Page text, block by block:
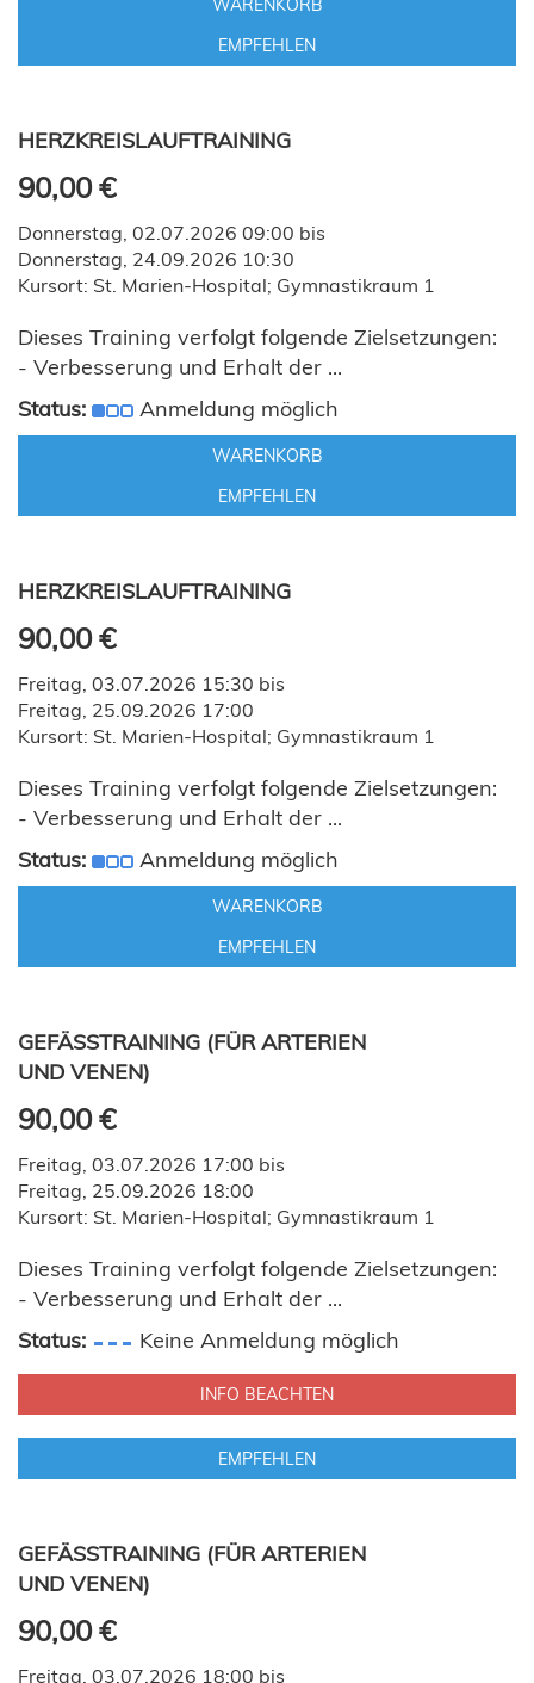
WARENKORB
EMPFEHLEN
HERZKREISLAUFTRAINING
90,00 €
Donnerstag, 02.07.2026 09:00 bis
Donnerstag, 24.09.2026 10:30
Kursort: St. Marien-Hospital; Gymnastikraum 1
Dieses Training verfolgt folgende Zielsetzungen:
- Verbesserung und Erhalt der ...
Status:
Anmeldung möglich
WARENKORB
EMPFEHLEN
HERZKREISLAUFTRAINING
90,00 €
Freitag, 03.07.2026 15:30 bis
Freitag, 25.09.2026 17:00
Kursort: St. Marien-Hospital; Gymnastikraum 1
Dieses Training verfolgt folgende Zielsetzungen:
- Verbesserung und Erhalt der ...
Status:
Anmeldung möglich
WARENKORB
EMPFEHLEN
GEFÄSSTRAINING (FÜR ARTERIEN U
ND VENEN)
90,00 €
Freitag, 03.07.2026 17:00 bis
Freitag, 25.09.2026 18:00
Kursort: St. Marien-Hospital; Gymnastikraum 1
Dieses Training verfolgt folgende Zielsetzungen:
- Verbesserung und Erhalt der ...
Status:
Keine Anmeldung möglich
INFO BEACHTEN
EMPFEHLEN
GEFÄSSTRAINING (FÜR ARTERIEN U
ND VENEN)
90,00 €
Freitag, 03.07.2026 18:00 bis